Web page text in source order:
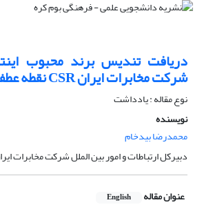
دریافت تندیس برند محبوب
شرکت مخابرات ایران CSR نقطه عطفی در کارنامه
نوع مقاله : یادداشت
نویسنده
محمدرضا بیدخام
دبیرکل ارتباطات و امور بین الملل شرکت مخابرات
عنوان مقاله English